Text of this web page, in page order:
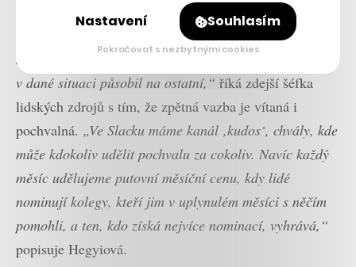
kontext k číslům k tomu, co prezentoval. A tak dále.
Snažíme se u každého rozvíjet myšlení, že zpětná vazba
není kritikou jeho osoby, ale pouze informací o tom, jak
v dané situaci působil na ostatní,“ říká zdejší šéfka
lidských zdrojů s tím, že zpětná vazba je vítaná i
pochvalná. „Ve Slacku máme kanál ‚kudos‘, chvály, kde
může kdokoliv udělit pochvalu za cokoliv. Navíc každý
měsíc udělujeme putovní měsíční cenu, kdy lidé
nominují kolegy, kteří jim v uplynulém měsíci s něčím
pomohli, a ten, kdo získá nejvíce nominací, vyhrává,“
popisuje Hegyiová.
Nastavení Souhlasím
Pokračovat s nezbytnými cookies